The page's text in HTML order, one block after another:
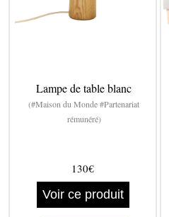
Lampe de table blanc
(#Maison du Monde #Partenariat
rémunéré)
130€
Voir ce produit